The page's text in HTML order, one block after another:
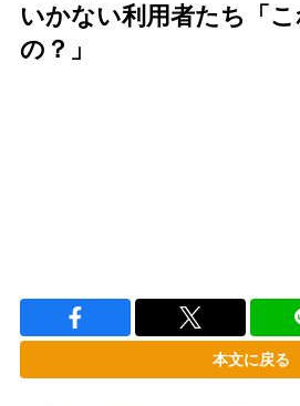
いかない利用者たち「
の？」
本文に戻る